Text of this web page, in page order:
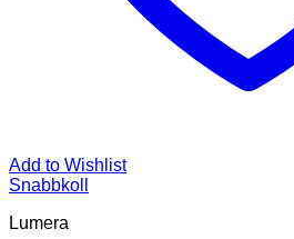
Add to Wishlist
Snabbkoll
Lumera